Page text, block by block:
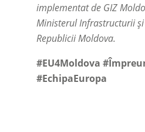
implementat de GIZ
Ministerul Infrastructurii
Republicii Moldova.
#EU4Moldova
#EchipaEuropa